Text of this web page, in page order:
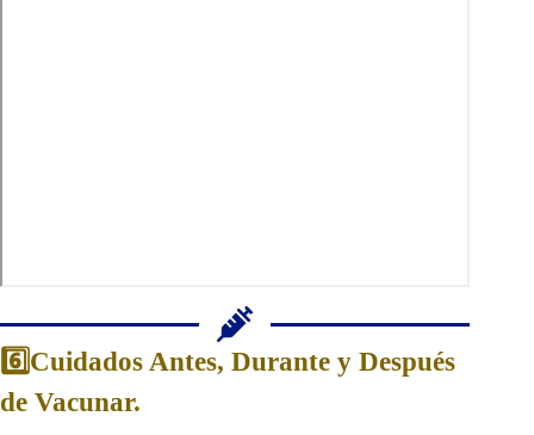
6️⃣Cuidados Antes, Durante y Después
de Vacunar.